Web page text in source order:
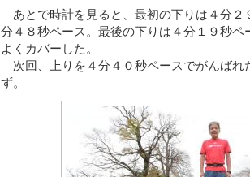
あとで時計を見ると、最初の下りは４分２
分４８秒ペース。最後の下りは４分１９秒ペ
よくカバーした。
次回、上りを４分４０秒ペースでがんばれ
ず。